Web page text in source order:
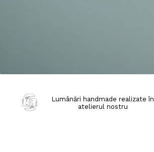
Lumânări handmade realizate în
atelierul nostru